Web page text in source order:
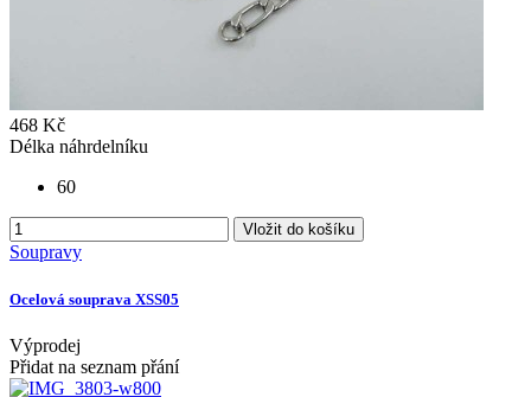
468 Kč
Délka náhrdelníku
60
Vložit do košíku
Soupravy
Ocelová souprava XSS05
Výprodej
Přidat na seznam přání